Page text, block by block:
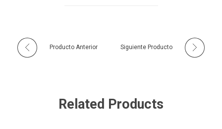
Producto Anterior Siguiente Producto
Related Products